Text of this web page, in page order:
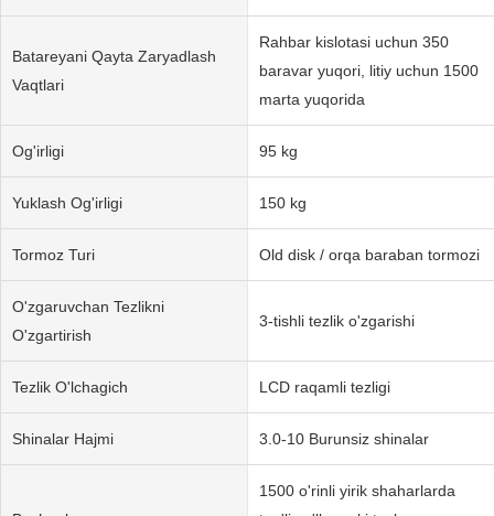
Batareyani Qayta Zaryadlash
Vaqtlari
Rahbar kislotasi uchun 350
baravar yuqori, litiy uchun 1500
marta yuqorida
Og'irligi 95 kg
Yuklash Og'irligi 150 kg
Tormoz Turi Old disk / orqa baraban tormozi
O'zgaruvchan Tezlikni
O'zgartirish
3-tishli tezlik o'zgarishi
Tezlik O'lchagich LCD raqamli tezligi
Shinalar Hajmi 3.0-10 Burunsiz shinalar
1500 o'rinli yirik shaharlarda